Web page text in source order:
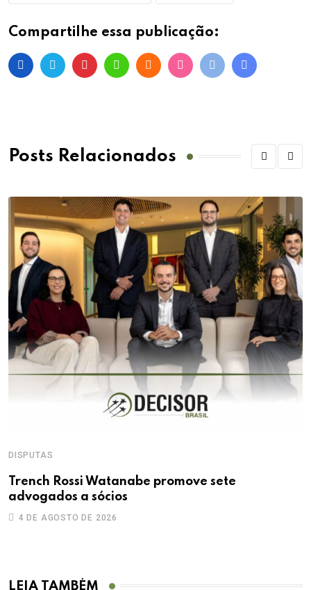
Compartilhe essa publicação:
Posts Relacionados
DISPUTAS
Trench Rossi Watanabe promove sete
advogados a sócios
4 DE AGOSTO DE 2026
LEIA TAMBÉM